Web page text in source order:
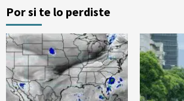
Por si te lo perdiste